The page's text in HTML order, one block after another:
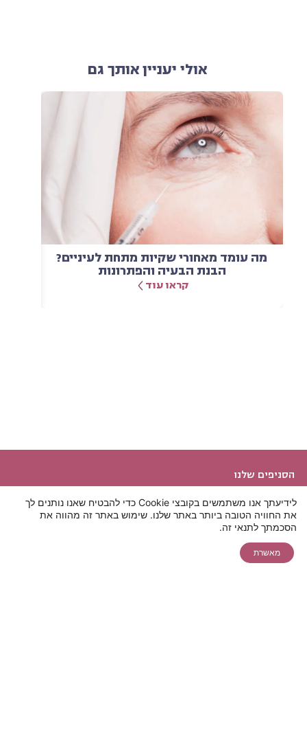
אולי יעניין אותך גם
מה עומד מאחורי שקיות מתחת לעיניים?
הבנת הבעיה והפתרונות
קראו עוד
להצעת מחיר
אונליין ללייזר
שיחת ייעוץ
הסניפים שלנו
מועדון הלקוחות של פרופורציה
חבר מביא חבר
מבצעים והטבות
לידיעתך אנו משתמשים בקובצי Cookie כדי להבטיח שאנו נותנים לך
את החוויה הטובה ביותר באתר שלנו. שימוש באתר זה מהווה את
הסכמתך לתנאי זה.
מאשרת